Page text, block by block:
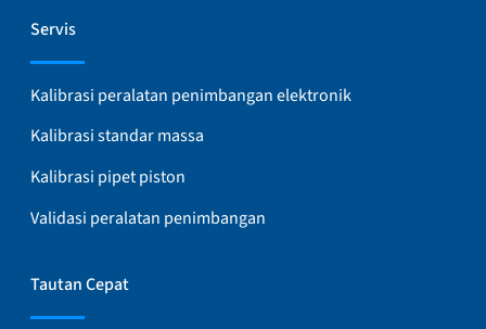
Servis
Kalibrasi peralatan penimbangan elektronik
Kalibrasi standar massa
Kalibrasi pipet piston
Validasi peralatan penimbangan
Tautan Cepat